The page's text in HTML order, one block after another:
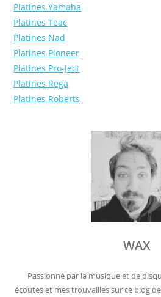
Platines Yamaha
Platines Teac
Platines Nad
Platines Pioneer
Platines Pro-Ject
Platines Rega
Platines Roberts
WAX
Passionné par la musique et de
écoutes et mes trouvailles sur ce blog